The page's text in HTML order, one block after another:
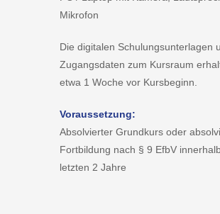
Mikrofon
Die digitalen Schulungsunterlagen
Zugangsdaten zum Kursraum
etwa 1 Woche vor Kursbeginn.
Voraussetzung:
Absolvierter Grundkurs oder
Fortbildung nach § 9 EfbV
letzten 2 Jahre